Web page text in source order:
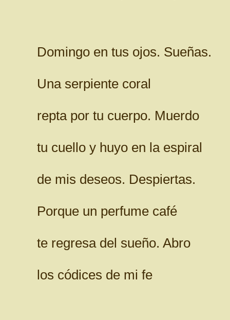
Domingo en tus ojos. Sueñas.
Una serpiente coral
repta por tu cuerpo. Muerdo
tu cuello y huyo en la espiral
de mis deseos. Despiertas.
Porque un perfume café
te regresa del sueño. Abro
los códices de mi fe